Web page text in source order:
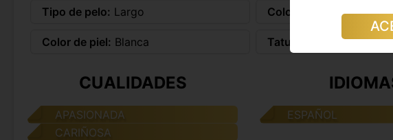
Tipo de pelo: Largo Color de pelo: Rubio
Color de piel: Blanca Tatuajes:
CUALIDADES
APASIONADA
CARIÑOSA
ESPAÑOL